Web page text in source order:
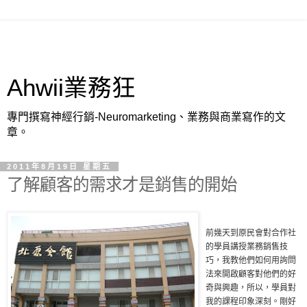
Ahwii業務狂
專門撰寫神經行銷-Neuromarketing、業務與商業寫作的文
章。
2011年8月19日 星期五
了解顧客的需求才是銷售的開始
前幾天到原民會對合作社
的學員講授業務銷售技
巧，我教他們如何用詢問
法來開啟顧客對他們的好
奇與興趣，所以，學員對
我的課程印象深刻。剛好